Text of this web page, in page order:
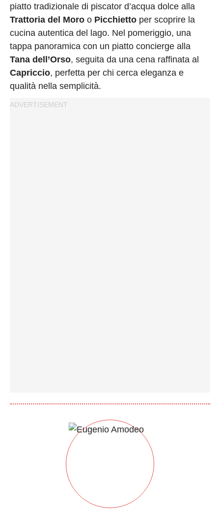
piatto tradizionale di piscator d’acqua dolce alla
Trattoria del Moro o Picchietto per scoprire la
cucina autentica del lago. Nel pomeriggio, una
tappa panoramica con un piatto concierge alla
Tana dell’Orso, seguita da una cena raffinata al
Capriccio, perfetta per chi cerca eleganza e
qualità nella semplicità.